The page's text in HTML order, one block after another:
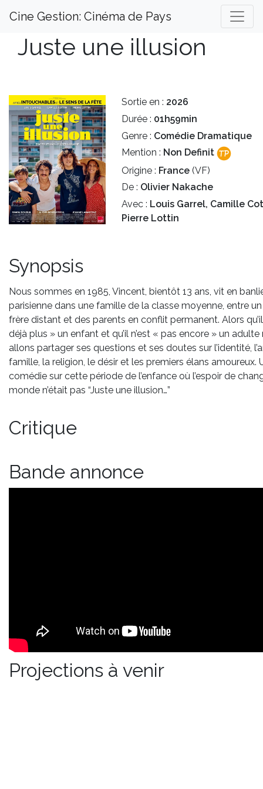
Cine Gestion: Cinéma de Pays
Juste une illusion
Sortie en : 2026
Durée : 01h59min
Genre : Comédie Dramatique
Mention : Non Definit
Origine : France (VF)
De : Olivier Nakache
Avec : Louis Garrel, Camille
Pierre Lottin
Synopsis
Nous sommes en 1985, Vincent, bientôt 13 ans, vit en
parisienne dans une famille de la classe moyenne, entre
frère distant et des parents en conflit permanent. Alors qu’il
déjà plus » un enfant et qu’il n’est « pas encore » un adulte
allons partager ses questions et ses doutes sur l’identité,
famille, la religion, le désir et les premiers élans amoureux.
comédie sur cette période de l’enfance où l’espoir de
monde n’était pas “Juste une illusion…”
Critique
Bande annonce
Projections à venir